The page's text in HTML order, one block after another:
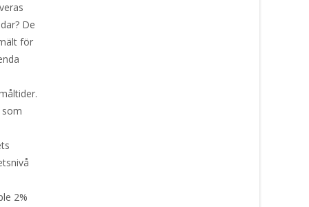
De
för
2%